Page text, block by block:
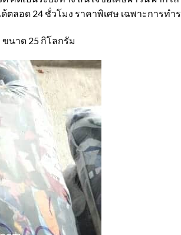
ลอด 24 ชั่วโมง ราคาพิเศษ เฉพาะการท
ขนาด 25 กิโลกรัม